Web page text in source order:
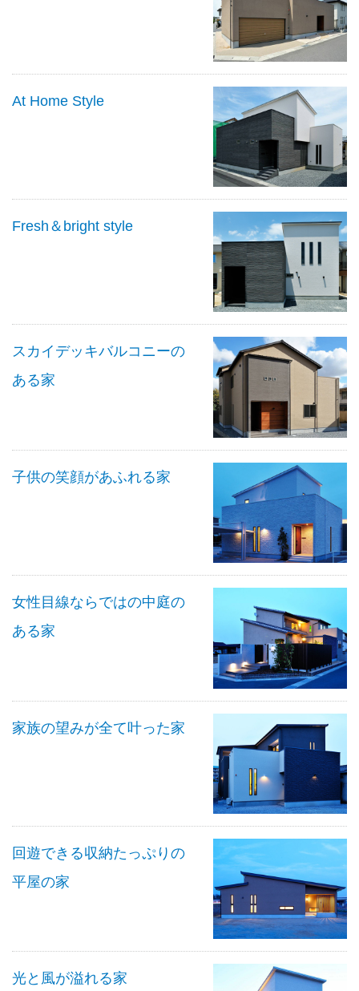
At Home Style
Fresh＆bright style
スカイデッキバルコニーの
ある家
子供の笑顔があふれる家
女性目線ならではの中庭の
ある家
家族の望みが全て叶った家
回遊できる収納たっぷりの
平屋の家
光と風が溢れる家